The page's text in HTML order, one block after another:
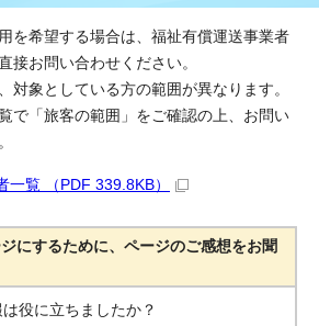
を希望する場合は、福祉有償運送事業者
接お問い合わせください。
象としている方の範囲が異なります。
で「旅客の範囲」をご確認の上、お問い
一覧 （PDF 339.8KB）
にするために、ページのご感想をお聞
役に立ちましたか？